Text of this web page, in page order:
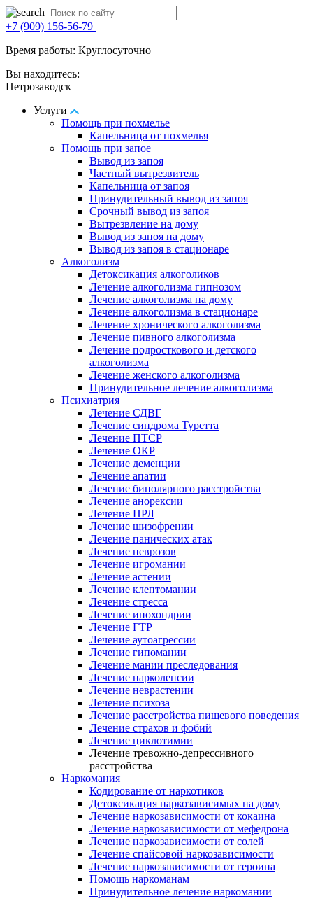
+7 (909) 156-56-79
Время работы: Круглосуточно
Вы находитесь:
Петрозаводск
Услуги
Помощь при похмелье
Капельница от похмелья
Помощь при запое
Вывод из запоя
Частный вытрезвитель
Капельница от запоя
Принудительный вывод из запоя
Срочный вывод из запоя
Вытрезвление на дому
Вывод из запоя на дому
Вывод из запоя в стационаре
Алкоголизм
Детоксикация алкоголиков
Лечение алкоголизма гипнозом
Лечение алкоголизма на дому
Лечение алкоголизма в стационаре
Лечение хронического алкоголизма
Лечение пивного алкоголизма
Лечение подросткового и детского
алкоголизма
Лечение женского алкоголизма
Принудительное лечение алкоголизма
Психиатрия
Лечение СДВГ
Лечение синдрома Туретта
Лечение ПТСР
Лечение ОКР
Лечение деменции
Лечение апатии
Лечение биполярного расстройства
Лечение анорексии
Лечение ПРЛ
Лечение шизофрении
Лечение панических атак
Лечение неврозов
Лечение игромании
Лечение астении
Лечение клептомании
Лечение стресса
Лечение ипохондрии
Лечение ГТР
Лечение аутоагрессии
Лечение гипомании
Лечение мании преследования
Лечение нарколепсии
Лечение неврастении
Лечение психоза
Лечение расстройства пищевого поведения
Лечение страхов и фобий
Лечение циклотимии
Лечение тревожно-депрессивного
расстройства
Наркомания
Кодирование от наркотиков
Детоксикация наркозависимых на дому
Лечение наркозависимости от кокаина
Лечение наркозависимости от мефедрона
Лечение наркозависимости от солей
Лечение спайсовой наркозависимости
Лечение наркозависимости от героина
Помощь наркоманам
Принудительное лечение наркомании